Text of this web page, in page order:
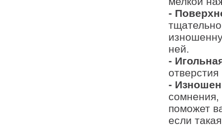
-
ней.
-
-
сомнения,
поможет
если